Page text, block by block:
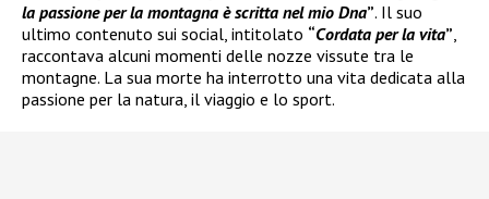
la passione per la montagna è scritta nel mio Dna”. Il suo
ultimo contenuto sui social, intitolato “Cordata per la vita”,
raccontava alcuni momenti delle nozze vissute tra le
montagne. La sua morte ha interrotto una vita dedicata alla
passione per la natura, il viaggio e lo sport.